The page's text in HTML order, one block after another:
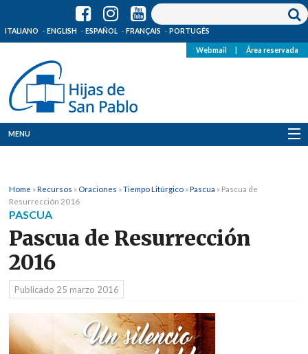
ITALIANO ENGLISH ESPAÑOL FRANÇAIS PORTUGÊS
Webmail Área reservada
MENU
Dónde estamos
Noticias
Recursos
Media
Home »Recursos » Oraciones »Tiempo Litúrgico »Pascua » Pascua de
Resurrección 2016
PASCUA
Pascua de Resurrección
2016
Publicado 25 marzo 2016